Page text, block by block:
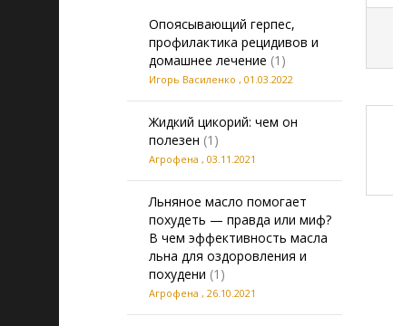
Опоясывающий герпес,
профилактика рецидивов и
домашнее лечение (1)
Игорь Василенко , 01.03.2022
Жидкий цикорий: чем он
полезен (1)
Агрофена , 03.11.2021
Льняное масло помогает
похудеть — правда или миф?
В чем эффективность масла
льна для оздоровления и
похудени (1)
Агрофена , 26.10.2021